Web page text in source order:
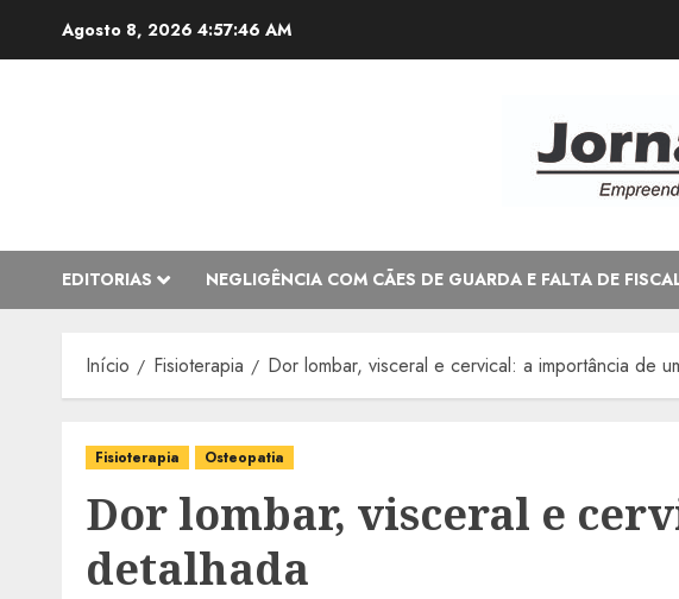
Agosto 8, 2026 4:57:47 AM
EDITORIAS NEGLIGÊNCIA COM CÃES DE GUARDA E FALTA DE
Início Fisioterapia Dor lombar, visceral e cervical: a importância de
Fisioterapia Osteopatia
Dor lombar, visceral e
detalhada